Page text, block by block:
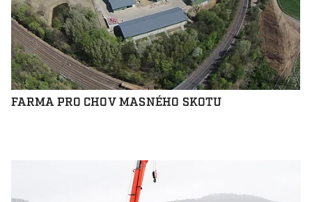
FARMA PRO CHOV MASNÉHO SKOTU